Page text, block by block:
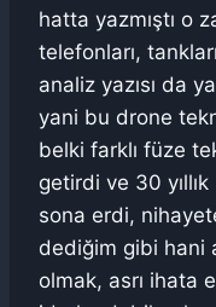
hatta yazmıştı o
telefonları,
analiz yazısı da
yani bu drone
belki farklı füze
getirdi ve 30
sona erdi,
dediğim gibi hani
olmak, asrı ihata